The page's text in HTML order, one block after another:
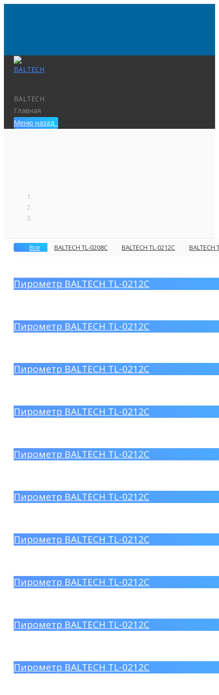
BALTECH
Главная
Меню назад
Все BALTECH TL-0208C BALTECH TL-0212C BALTECH
Пирометр BALTECH TL-0212C
Пирометр BALTECH TL-0212C
Пирометр BALTECH TL-0212C
Пирометр BALTECH TL-0212C
Пирометр BALTECH TL-0212C
Пирометр BALTECH TL-0212C
Пирометр BALTECH TL-0212C
Пирометр BALTECH TL-0212C
Пирометр BALTECH TL-0212C
Пирометр BALTECH TL-0212C